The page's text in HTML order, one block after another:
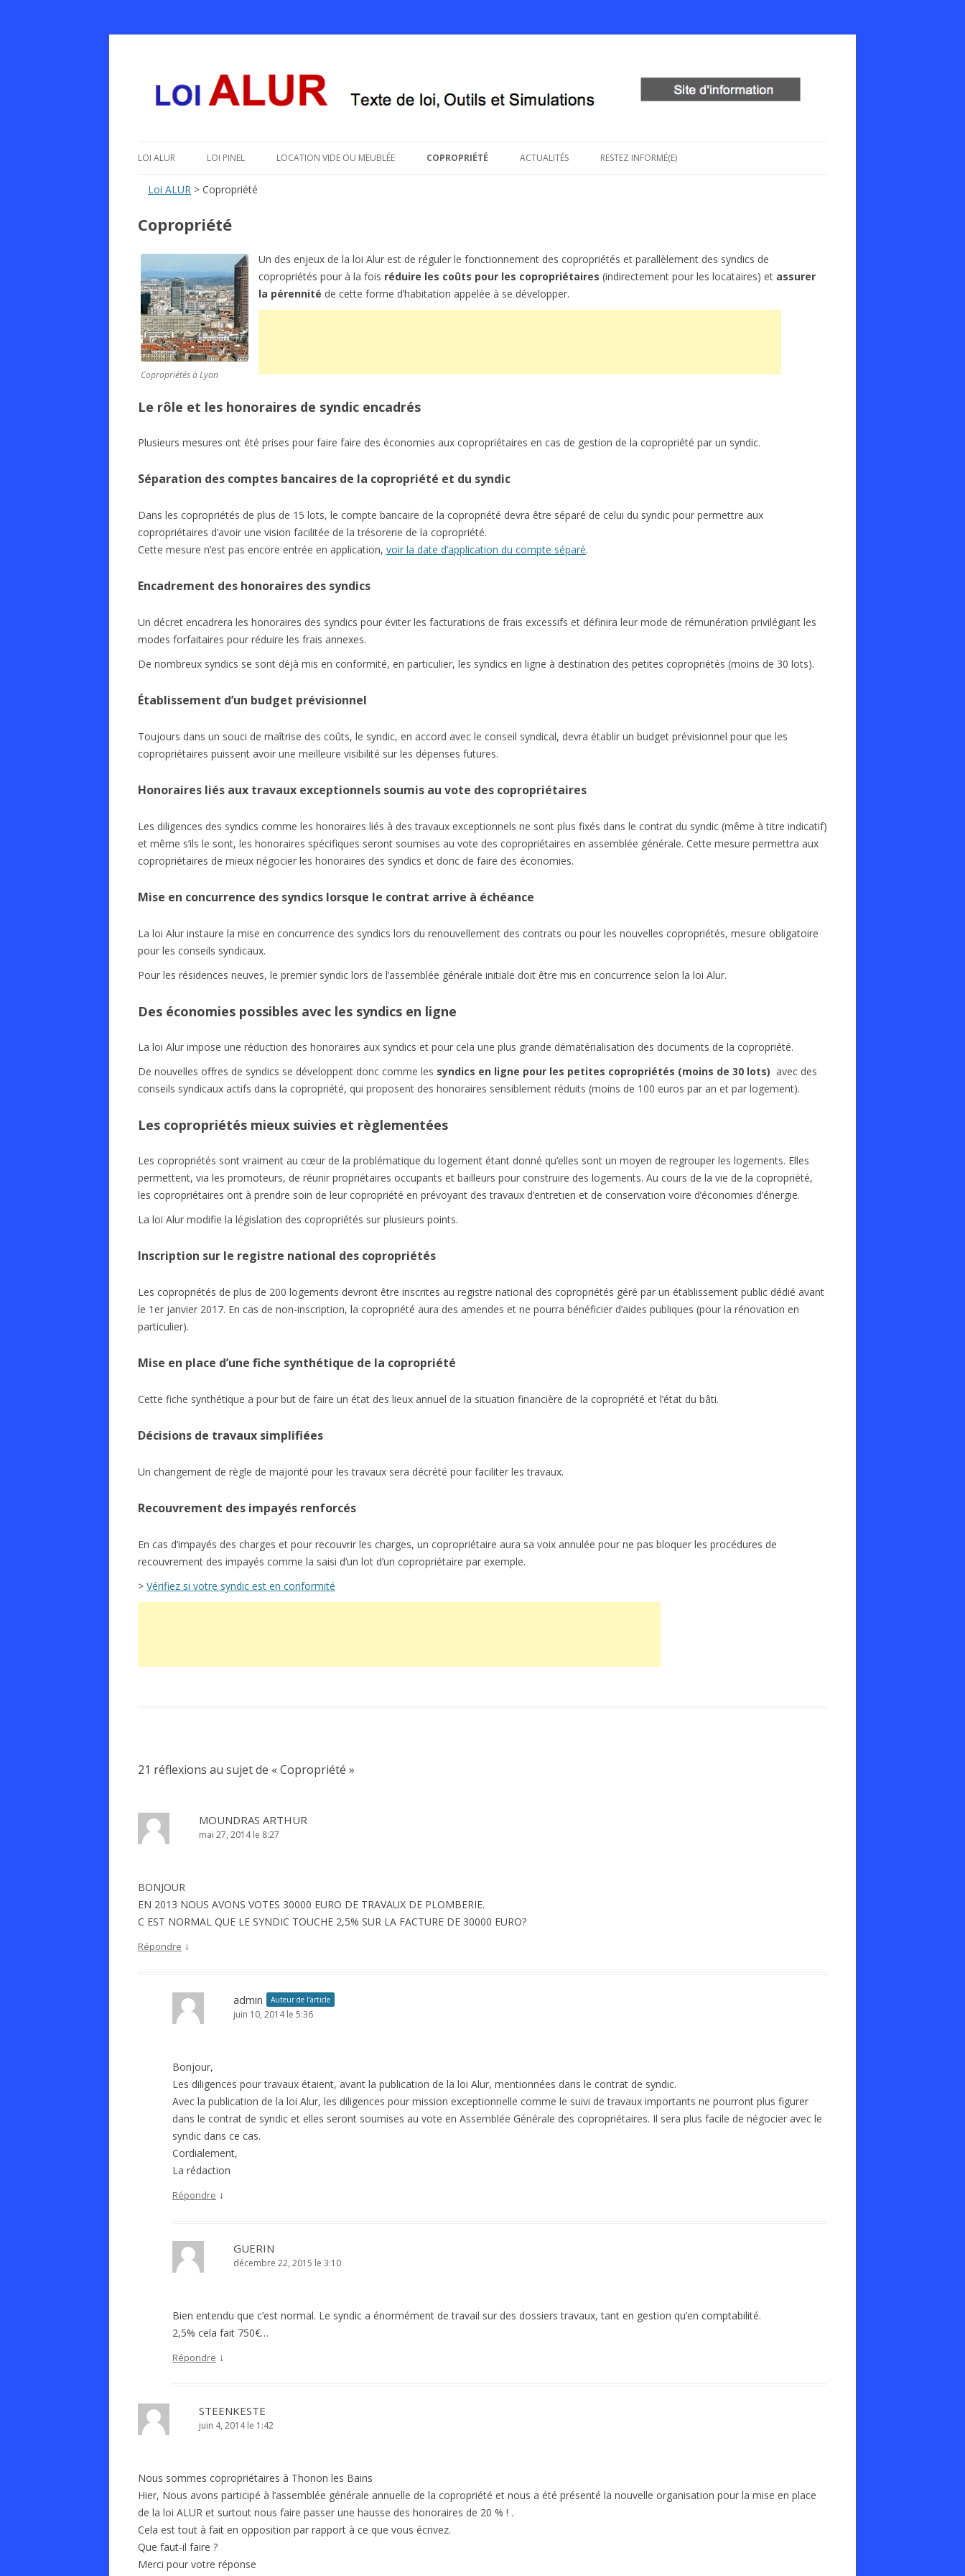
LOI ALUR LOI PINEL LOCATION VIDE OU MEUBLÉE COPROPRIÉTÉ ACTUALITÉS RESTEZ INFORMÉ(E)
Loi ALUR > Copropriété
Copropriété
Copropriétés à Lyon
Un des enjeux de la loi Alur est de réguler le fonctionnement des copropriétés et parallèlement des syndics de
copropriétés pour à la fois réduire les coûts pour les copropriétaires (indirectement pour les locataires) et assurer
la pérennité de cette forme d’habitation appelée à se développer.
Le rôle et les honoraires de syndic encadrés
Plusieurs mesures ont été prises pour faire faire des économies aux copropriétaires en cas de gestion de la copropriété par un syndic.
Séparation des comptes bancaires de la copropriété et du syndic
Dans les copropriétés de plus de 15 lots, le compte bancaire de la copropriété devra être séparé de celui du syndic pour permettre aux
copropriétaires d’avoir une vision facilitée de la trésorerie de la copropriété.
Cette mesure n’est pas encore entrée en application, voir la date d’application du compte séparé.
Encadrement des honoraires des syndics
Un décret encadrera les honoraires des syndics pour éviter les facturations de frais excessifs et définira leur mode de rémunération privilégiant les
modes forfaitaires pour réduire les frais annexes.
De nombreux syndics se sont déjà mis en conformité, en particulier, les syndics en ligne à destination des petites copropriétés (moins de 30 lots).
Établissement d’un budget prévisionnel
Toujours dans un souci de maîtrise des coûts, le syndic, en accord avec le conseil syndical, devra établir un budget prévisionnel pour que les
copropriétaires puissent avoir une meilleure visibilité sur les dépenses futures.
Honoraires liés aux travaux exceptionnels soumis au vote des copropriétaires
Les diligences des syndics comme les honoraires liés à des travaux exceptionnels ne sont plus fixés dans le contrat du syndic (même à titre indicatif)
et même s’ils le sont, les honoraires spécifiques seront soumises au vote des copropriétaires en assemblée générale. Cette mesure permettra aux
copropriétaires de mieux négocier les honoraires des syndics et donc de faire des économies.
Mise en concurrence des syndics lorsque le contrat arrive à échéance
La loi Alur instaure la mise en concurrence des syndics lors du renouvellement des contrats ou pour les nouvelles copropriétés, mesure obligatoire
pour les conseils syndicaux.
Pour les résidences neuves, le premier syndic lors de l’assemblée générale initiale doit être mis en concurrence selon la loi Alur.
Des économies possibles avec les syndics en ligne
La loi Alur impose une réduction des honoraires aux syndics et pour cela une plus grande dématérialisation des documents de la copropriété.
De nouvelles offres de syndics se développent donc comme les syndics en ligne pour les petites copropriétés (moins de 30 lots) avec des
conseils syndicaux actifs dans la copropriété, qui proposent des honoraires sensiblement réduits (moins de 100 euros par an et par logement).
Les copropriétés mieux suivies et règlementées
Les copropriétés sont vraiment au cœur de la problématique du logement étant donné qu’elles sont un moyen de regrouper les logements. Elles
permettent, via les promoteurs, de réunir propriétaires occupants et bailleurs pour construire des logements. Au cours de la vie de la copropriété,
les copropriétaires ont à prendre soin de leur copropriété en prévoyant des travaux d’entretien et de conservation voire d’économies d’énergie.
La loi Alur modifie la législation des copropriétés sur plusieurs points.
Inscription sur le registre national des copropriétés
Les copropriétés de plus de 200 logements devront être inscrites au registre national des copropriétés géré par un établissement public dédié avant
le 1er janvier 2017. En cas de non-inscription, la copropriété aura des amendes et ne pourra bénéficier d’aides publiques (pour la rénovation en
particulier).
Mise en place d’une fiche synthétique de la copropriété
Cette fiche synthétique a pour but de faire un état des lieux annuel de la situation financière de la copropriété et l’état du bâti.
Décisions de travaux simplifiées
Un changement de règle de majorité pour les travaux sera décrété pour faciliter les travaux.
Recouvrement des impayés renforcés
En cas d’impayés des charges et pour recouvrir les charges, un copropriétaire aura sa voix annulée pour ne pas bloquer les procédures de
recouvrement des impayés comme la saisi d’un lot d’un copropriétaire par exemple.
> Vérifiez si votre syndic est en conformité
21 réflexions au sujet de «Copropriété »
MOUNDRAS ARTHUR
mai 27, 2014 le 8:27
BONJOUR
EN 2013 NOUS AVONS VOTES 30000 EURO DE TRAVAUX DE PLOMBERIE.
C EST NORMAL QUE LE SYNDIC TOUCHE 2,5% SUR LA FACTURE DE 30000 EURO?
Répondre ↓
admin Auteur de l’article
juin 10, 2014 le 5:36
Bonjour,
Les diligences pour travaux étaient, avant la publication de la loi Alur, mentionnées dans le contrat de syndic.
Avec la publication de la loi Alur, les diligences pour mission exceptionnelle comme le suivi de travaux importants ne pourront plus figurer
dans le contrat de syndic et elles seront soumises au vote en Assemblée Générale des copropriétaires. Il sera plus facile de négocier avec le
syndic dans ce cas.
Cordialement,
La rédaction
Répondre ↓
GUERIN
décembre 22, 2015 le 3:10
Bien entendu que c’est normal. Le syndic a énormément de travail sur des dossiers travaux, tant en gestion qu’en comptabilité.
2,5% cela fait 750€…
Répondre ↓
STEENKESTE
juin 4, 2014 le 1:42
Nous sommes copropriétaires à Thonon les Bains
Hier, Nous avons participé à l’assemblée générale annuelle de la copropriété et nous a été présenté la nouvelle organisation pour la mise en place
de la loi ALUR et surtout nous faire passer une hausse des honoraires de 20 % ! .
Cela est tout à fait en opposition par rapport à ce que vous écrivez.
Que faut-il faire ?
Merci pour votre réponse